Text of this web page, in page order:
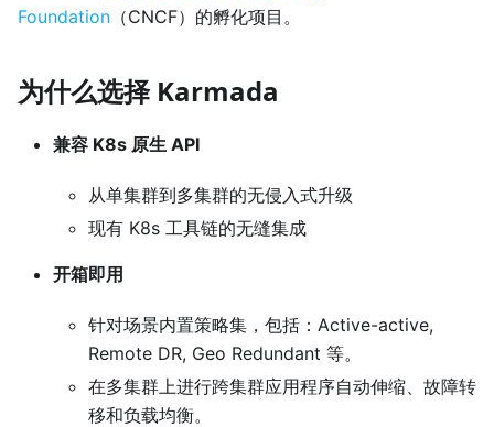
Foundation （CNCF）的孵化项目。
为什么选择 Karmada
兼容 K8s 原生 API
从单集群到多集群的无侵入式升级
现有 K8s 工具链的无缝集成
开箱即用
针对场景内置策略集，包括：Active-active,
Remote DR, Geo Redundant 等。
在多集群上进行跨集群应用程序自动伸缩、故障转
移和负载均衡。